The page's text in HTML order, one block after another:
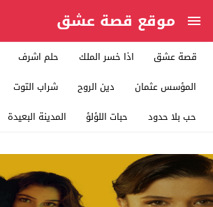
موقع قصة عشق
قصة عشق اذا خسر الملك حلم اشرف
المؤسس عثمان
دين الروح شراب التوت
حب بلا حدود
حبات اللؤلؤ المدينة البعيدة